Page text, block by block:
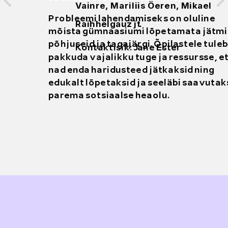
Vainre, Mariliis Öeren, Mikael
Raihhelgauz jt.
Kontaktisik: Jane Ester
Probleemi lahendamiseks on oluline
mõista gümnaasiumi lõpetamata
põhjuseid ja tagajärgi. Õpilastele tuleb
pakkuda vajalikku tuge ja ressursse,
nad enda haridusteed jätkaksid ning
edukalt lõpetaksid ja seeläbi